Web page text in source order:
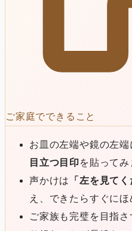
ご家庭でできること
お皿の左端や鏡の左
目立つ目印を貼ってみ
声かけは
「左を見てく
え、できたらすぐにほ
ご家族も完璧を目指さ